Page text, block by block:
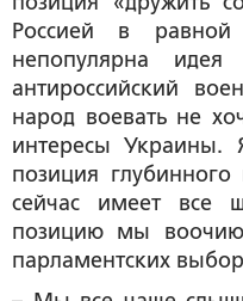
Россией в равной
непопулярна
антироссийский
народ воевать не
интересы Украины.
позиция глубинного
сейчас имеет все
позицию мы
парламентских